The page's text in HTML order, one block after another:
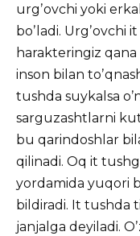
urgʼovchi yoki
boʼladi. Urgʼovchi
harakteringiz qana
inson bilan
tushda suykalsa
sarguzashtlarni
bu qarindoshlar
qilinadi. Oq it
yordamida yuqori
bildiradi. It tushda
janjalga deyiladi.